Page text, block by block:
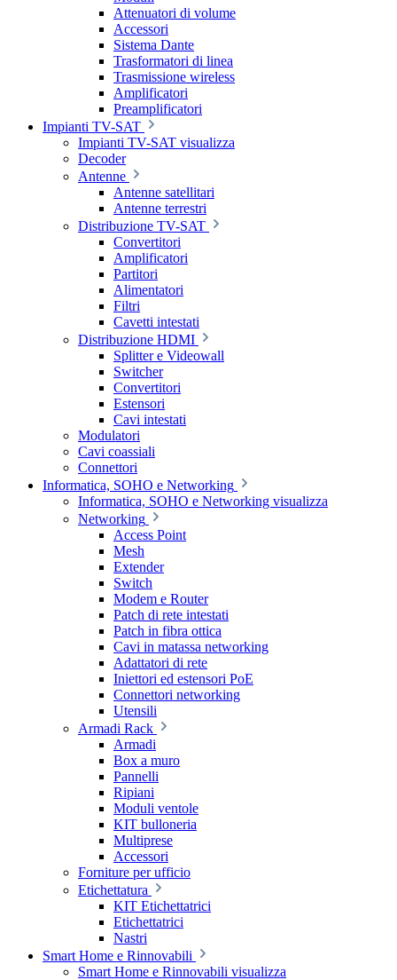
Attenuatori di volume
Accessori
Sistema Dante
Trasformatori di linea
Trasmissione wireless
Amplificatori
Preamplificatori
Impianti TV-SAT
Impianti TV-SAT visualizza
Decoder
Antenne
Antenne satellitari
Antenne terrestri
Distribuzione TV-SAT
Convertitori
Amplificatori
Partitori
Alimentatori
Filtri
Cavetti intestati
Distribuzione HDMI
Splitter e Videowall
Switcher
Convertitori
Estensori
Cavi intestati
Modulatori
Cavi coassiali
Connettori
Informatica, SOHO e Networking
Informatica, SOHO e Networking visualizza
Networking
Access Point
Mesh
Extender
Switch
Modem e Router
Patch di rete intestati
Patch in fibra ottica
Cavi in matassa networking
Adattatori di rete
Iniettori ed estensori PoE
Connettori networking
Utensili
Armadi Rack
Armadi
Box a muro
Pannelli
Ripiani
Moduli ventole
KIT bulloneria
Multiprese
Accessori
Forniture per ufficio
Etichettatura
KIT Etichettatrici
Etichettatrici
Nastri
Smart Home e Rinnovabili
Smart Home e Rinnovabili visualizza